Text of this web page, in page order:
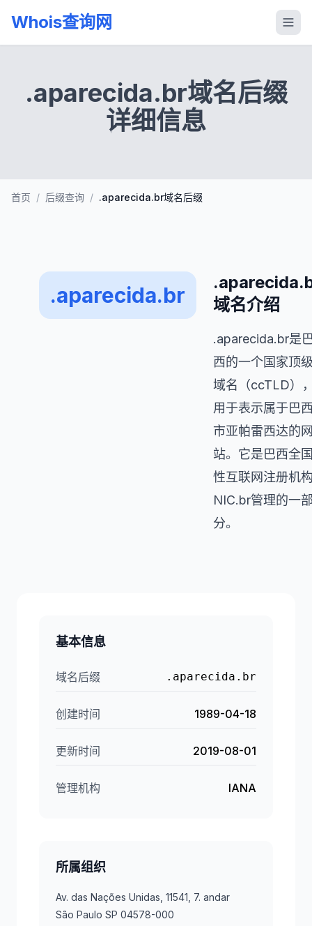
Whois查询网
.aparecida.br域名后缀
详细信息
首页 / 后缀查询 / .aparecida.br域名后缀
.aparecida.br
域名介绍
.aparecida.br是
西的一个国家顶
域名（ccTLD）
用于表示属于巴
市亚帕雷西达的
站。它是巴西全
性互联网注册机
NIC.br管理的一
分。
基本信息
域名后缀 .aparecida.br
创建时间 1989-04-18
更新时间 2019-08-01
管理机构 IANA
所属组织
Av. das Nações Unidas, 11541, 7. andar
São Paulo SP 04578-000